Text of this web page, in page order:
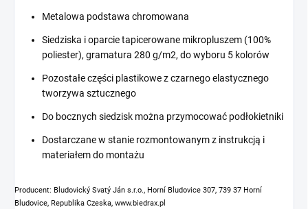
Metalowa podstawa chromowana
Siedziska i oparcie tapicerowane mikropluszem (100%
poliester), gramatura 280 g/m2, do wyboru 5 kolorów
Pozostałe części plastikowe z czarnego elastycznego
tworzywa sztucznego
Do bocznych siedzisk można przymocować podłokietniki
Dostarczane w stanie rozmontowanym z instrukcją i
materiałem do montażu
Producent: Bludovický Svatý Ján s.r.o., Horní Bludovice 307, 739 37 Horní
Bludovice, Republika Czeska, www.biedrax.pl